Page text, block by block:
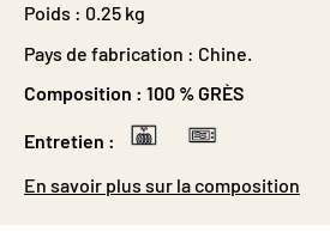
Poids : 0.25 kg
Pays de fabrication : Chine.
Composition : 100 % GRÈS
Entretien :
En savoir plus sur la composition